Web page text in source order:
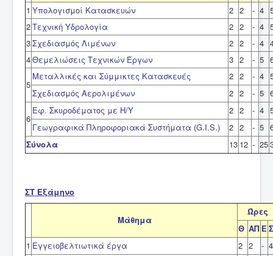
1 Υπολογισμοί Κατασκευών 2 2 - 4
2Τεχνική Υδρολογία 2 2 - 4
3Σχεδιασμός Λιμένων 2 2 - 4
4Θεμελιώσεις Τεχνικών Έργων 3 2 - 5
5
Μεταλλικές και Σύμμικτες Κατασκευές 2 2 - 4
Σχεδιασμός Αερολιμένων
2 2 - 5
6
Εφ. Σκυροδέματος με Η/Υ 2 2 - 4
Γεωγραφικά Πληροφοριακά Συστήματα (G.I.S.)
2 2 - 5
Σύνολα
13 12 - 25
ΣΤ Εξάμηνο
Μάθημα
Ώρες
Θ ΑΠ Ε Σ
1 Εγγειοβελτιωτικά έργα 2 2 - 4